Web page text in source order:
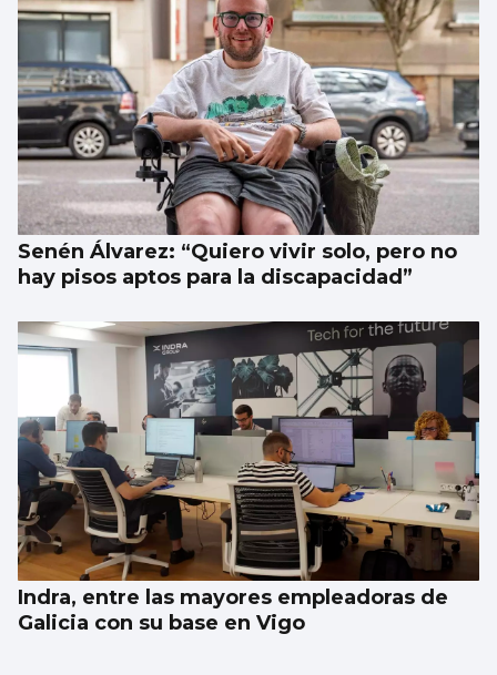
Senén Álvarez: “Quiero vivir solo, pero no
hay pisos aptos para la discapacidad”
Indra, entre las mayores empleadoras de
Galicia con su base en Vigo